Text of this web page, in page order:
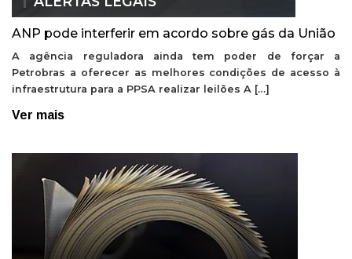
ANP pode interferir em acordo sobre gás da União
A agência reguladora ainda tem poder de forçar a
Petrobras a oferecer as melhores condições de acesso à
infraestrutura para a PPSA realizar leilões A […]
Ver mais